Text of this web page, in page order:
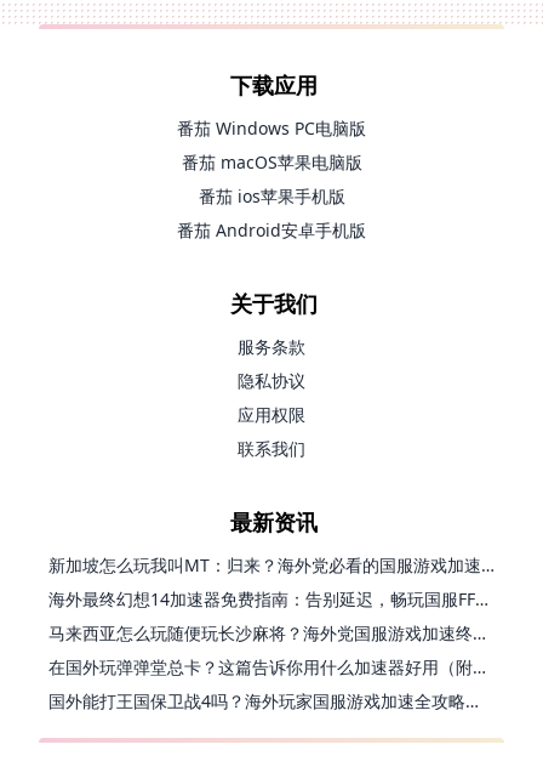
下载应用
番茄 Windows PC电脑版
番茄 macOS苹果电脑版
番茄 ios苹果手机版
番茄 Android安卓手机版
关于我们
服务条款
隐私协议
应用权限
联系我们
最新资讯
新加坡怎么玩我叫MT：归来？海外党必看的国服游戏加速指南（附江南百景图王者荣耀：世界优化技巧）
海外最终幻想14加速器免费指南：告别延迟，畅玩国服FF14的正确打开方式
马来西亚怎么玩随便玩长沙麻将？海外党国服游戏加速终极指南（含跑跑无尽冬日解决方案）
在国外玩弹弹堂总卡？这篇告诉你用什么加速器好用（附印尼玩模拟农场流放之路秘籍）
国外能打王国保卫战4吗？海外玩家国服游戏加速全攻略（附实测推荐）